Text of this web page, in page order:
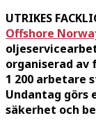
UTRIKES
Offshore
organiserad av
1 200 arbetare
Undantag görs
säkerhet och